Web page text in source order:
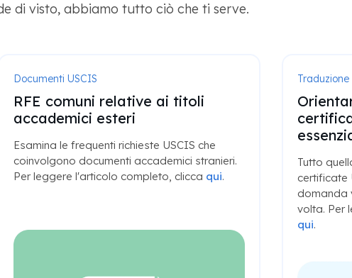
di visto, abbiamo tutto ciò che ti serve.
Documenti USCIS
RFE comuni relative ai titoli
accademici esteri
Esamina le frequenti richieste USCIS che
coinvolgono documenti accademici stranieri.
Per leggere l'articolo completo, clicca qui.
Traduzione
Tutto
certificate
domanda
volta. Per
qui.